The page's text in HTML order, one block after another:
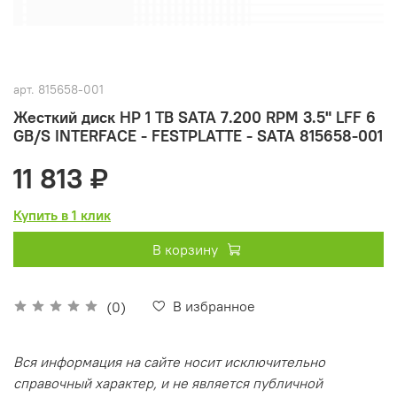
арт. 815658-001
Жесткий диск HP 1 TB SATA 7.200 RPM 3.5" LFF 6
GB/S INTERFACE - FESTPLATTE - SATA 815658-001
(0) В избранное
11 813 ₽
Купить в 1 клик
В корзину
Вся информация на сайте носит исключительно
справочный характер, и не является публичной